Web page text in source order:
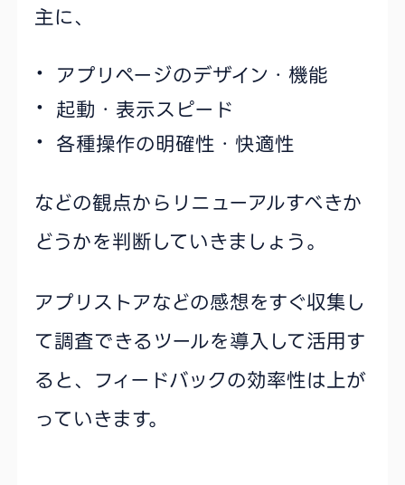
主に、
アプリページのデザイン・機能
起動・表示スピード
各種操作の明確性・快適性
などの観点からリニューアルすべきか
どうかを判断していきましょう。
アプリストアなどの感想をすぐ収集し
て調査できるツールを導入して活用す
ると、フィードバックの効率性は上が
っていきます。